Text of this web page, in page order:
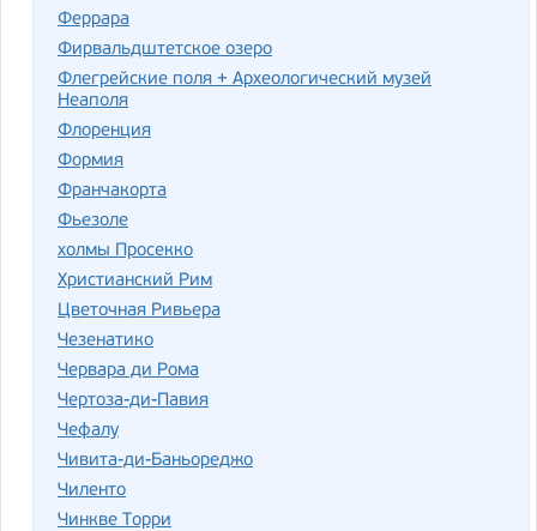
Феррара
Фирвальдштетское озеро
Флегрейские поля + Археологический музей
Неаполя
Флоренция
Формия
Франчакорта
Фьезоле
холмы Просекко
Христианский Рим
Цветочная Ривьера
Чезенатико
Червара ди Рома
Чертоза-ди-Павия
Чефалу
Чивита-ди-Баньореджо
Чиленто
Чинкве Торри